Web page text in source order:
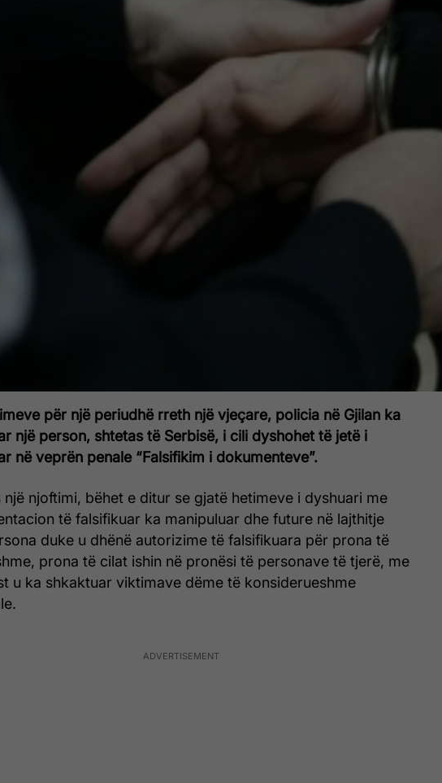
për një periudhë rreth një vjeçare, policia në Gjilan ka
një person, shtetas të Serbisë, i cili dyshohet të jetë i
në veprën penale “Falsifikim i dokumenteve”.
një njoftimi, bëhet e ditur se gjatë hetimeve i dyshuari me
të falsifikuar ka manipuluar dhe future në lajthitje
duke u dhënë autorizime të falsifikuara për prona të
prona të cilat ishin në pronësi të personave të tjerë, me
u ka shkaktuar viktimave dëme të konsiderueshme